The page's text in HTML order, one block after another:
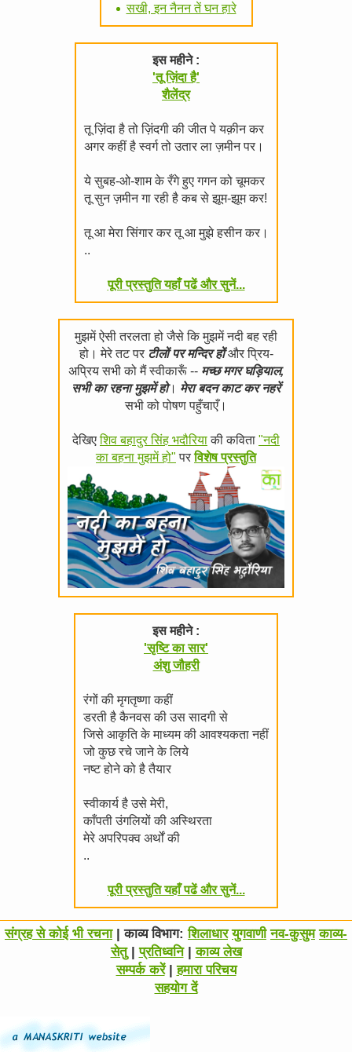
सखी, इन नैनन तें घन हारे
इस महीने :
'तू ज़िंदा है'
शैलेंद्र
तू ज़िंदा है तो ज़िंदगी की जीत पे यक़ीन कर
अगर कहीं है स्वर्ग तो उतार ला ज़मीन पर।
ये सुबह-ओ-शाम के रँगे हुए गगन को चूमकर
तू सुन ज़मीन गा रही है कब से झूम-झूम कर!
तू आ मेरा सिंगार कर तू आ मुझे हसीन कर।
..
पूरी प्रस्तुति यहाँ पढें और सुनें...
मुझमें ऐसी तरलता हो जैसे कि मुझमें नदी बह रही
हो। मेरे तट पर टीलों पर मन्दिर होंऔर प्रिय-
अप्रिय सभी को मैं स्वीकारूँ -- मच्छ मगर घड़ियाल,
सभी का रहना मुझमें हो। मेरा बदन काट कर नहरें
सभी को पोषण पहुँचाएँ।
देखिएशिव बहादुर सिंह भदौरियाकी कविता "नदी
का बहना मुझमें हो" परविशेष प्रस्तुति
इस महीने :
'सृष्टि का सार'
अंशु जौहरी
रंगों की मृगतृष्णा कहीं
डरती है कैनवस की उस सादगी से
जिसे आकृति के माध्यम की आवश्यकता नहीं
जो कुछ रचे जाने के लिये
नष्ट होने को है तैयार
स्वीकार्य है उसे मेरी,
काँपती उंगलियों की अस्थिरता
मेरे अपरिपक्व अर्थों की
..
पूरी प्रस्तुति यहाँ पढें और सुनें...
संग्रह से कोई भी रचना| काव्य विभाग:शिलाधार युगवाणी नव-कुसुम काव्य-
सेतु|प्रतिध्वनि|काव्य लेख
सम्पर्क करें|हमारा परिचय
सहयोग दें